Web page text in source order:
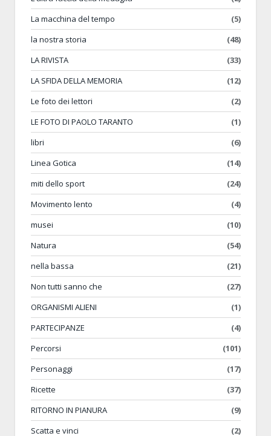
La macchina del tempo
(5)
la nostra storia
(48)
LA RIVISTA
(33)
LA SFIDA DELLA MEMORIA
(12)
Le foto dei lettori
(2)
LE FOTO DI PAOLO TARANTO
(1)
libri
(6)
Linea Gotica
(14)
miti dello sport
(24)
Movimento lento
(4)
musei
(10)
Natura
(54)
nella bassa
(21)
Non tutti sanno che
(27)
ORGANISMI ALIENI
(1)
PARTECIPANZE
(4)
Percorsi
(101)
Personaggi
(17)
Ricette
(37)
RITORNO IN PIANURA
(9)
Scatta e vinci
(2)